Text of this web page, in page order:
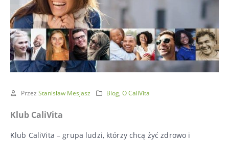
Przez Stanisław Mesjasz Blog,O CaliVita
Klub CaliVita
Klub CaliVita – grupa ludzi, którzy chcą żyć zdrowo i